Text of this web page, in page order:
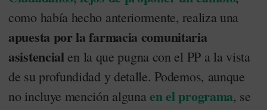
como había hecho anteriormente, realiza una
apuesta por la farmacia comunitaria
asistencialen la que pugna con el PP a la vista
de su profundidad y detalle. Podemos, aunque
no incluye mención algunaen el programa, se